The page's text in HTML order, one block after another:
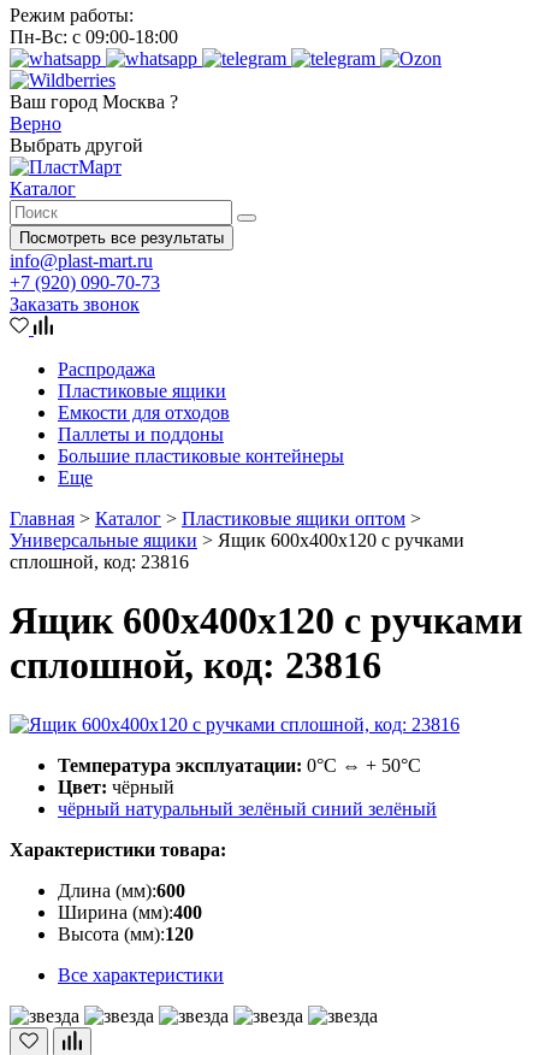
Режим работы:
Пн-Вс: с 09:00-18:00
Ваш город Москва ?
Верно
Выбрать другой
Каталог
Посмотреть все результаты
info@plast-mart.ru
+7 (920) 090-70-73
Заказать звонок
Распродажа
Пластиковые ящики
Емкости для отходов
Паллеты и поддоны
Большие пластиковые контейнеры
Еще
Главная > Каталог > Пластиковые ящики оптом >
Универсальные ящики > Ящик 600x400x120 с ручками
сплошной, код: 23816
Ящик 600x400x120 с ручками
сплошной, код: 23816
Температура эксплуатации: 0°С ⇔ + 50°С
Цвет: чёрный
чёрный натуральный зелёный синий зелёный
Характеристики товара:
Длина (мм):600
Ширина (мм):400
Высота (мм):120
Все характеристики